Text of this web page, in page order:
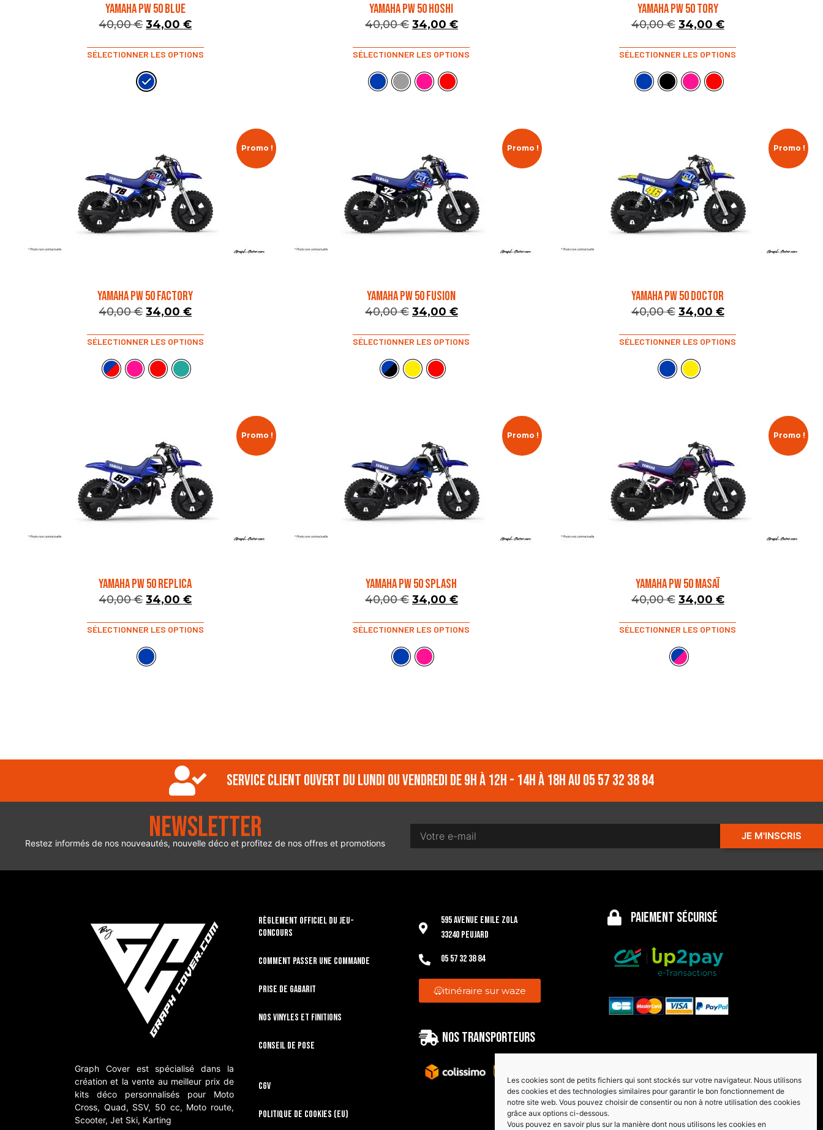
Les cookies sont de petits fichiers qui sont stockés sur votre navigateur. Nous utilisons
des cookies et des technologies similaires pour garantir le bon fonctionnement de
notre site web. Vous pouvez choisir de consentir ou non à notre utilisation des cookies
grâce aux options ci-dessous.
Vous pouvez en savoir plus sur la manière dont nous utilisons les cookies en
YAMAHA PW 50 BLUE
40,00€ 34,00€
SÉLECTIONNER LES OPTIONS
YAMAHA PW 50 HOSHI
40,00€ 34,00 €
SÉLECTIONNER LES OPTIONS
YAMAHA PW 50 TORY
40,00€ 34,00 €
SÉLECTIONNER LES OPTIONS
Promo !
YAMAHA PW 50 FACTORY
40,00€ 34,00€
SÉLECTIONNER LES OPTIONS
Promo !
YAMAHA PW 50 FUSION
40,00€ 34,00 €
SÉLECTIONNER LES OPTIONS
Promo !
YAMAHA PW 50 DOCTOR
40,00€ 34,00 €
SÉLECTIONNER LES OPTIONS
Promo !
YAMAHA PW 50 REPLICA
40,00€ 34,00€
SÉLECTIONNER LES OPTIONS
Promo !
YAMAHA PW 50 SPLASH
40,00€ 34,00 €
SÉLECTIONNER LES OPTIONS
Promo !
YAMAHA PW 50 MASAÏ
40,00€ 34,00 €
SÉLECTIONNER LES OPTIONS
Service client ouvert du lundi ou vendredi de 9h à 12h - 14h à 18h au 05 57 32 38 84
Newsletter
Restez informés de nos nouveautés, nouvelle déco et profitez de nos offres et promotions
JE M'INSCRIS
Graph Cover est spécialisé dans la
création et la vente au meilleur prix de
kits déco personnalisés pour Moto
Cross, Quad, SSV, 50 cc, Moto route,
Scooter, Jet Ski, Karting
RÈGLEMENT OFFICIEL DU JEU-
CONCOURS
Comment passer une commande
Prise de gabarit
Nos vinyles et finitions
Conseil de pose
CGV
Politique de cookies (EU)
595 Avenue Emile Zola
33240 Peujard
05 57 32 38 84
itinéraire sur waze
Nos transporteurs
Paiement sécurisé